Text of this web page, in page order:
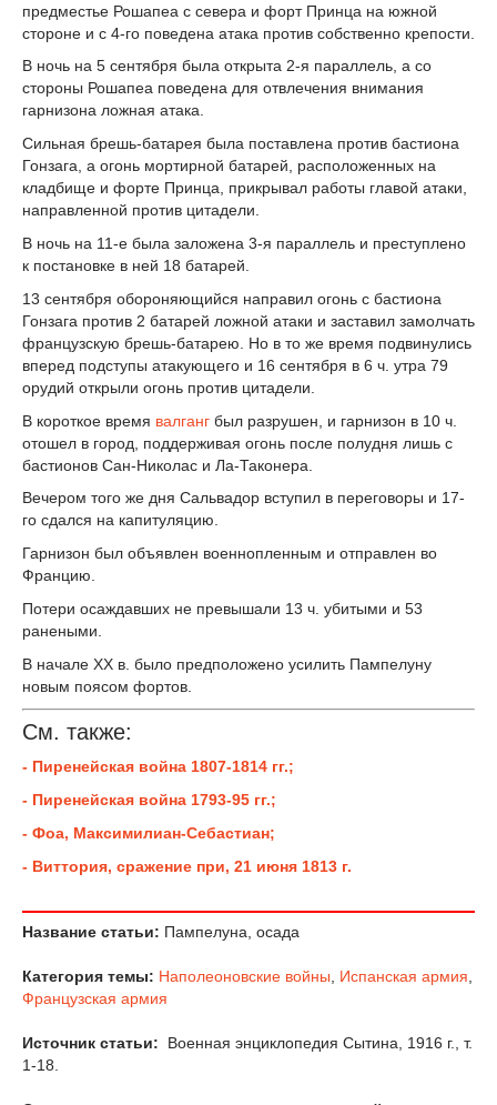
предместье Рошапеа с севера и форт Принца на южной
стороне и с 4-го поведена атака против собственно крепости.
В ночь на 5 сентября была открыта 2-я параллель, а со
стороны Рошапеа поведена для отвлечения внимания
гарнизона ложная атака.
Сильная брешь-батарея была поставлена против бастиона
Гонзага, а огонь мортирной батарей, расположенных на
кладбище и форте Принца, прикрывал работы главой атаки,
направленной против цитадели.
В ночь на 11-е была заложена 3-я параллель и преступлено
к постановке в ней 18 батарей.
13 сентября обороняющийся направил огонь с бастиона
Гонзага против 2 батарей ложной атаки и заставил замолчать
французскую брешь-батарею. Но в то же время подвинулись
вперед подступы атакующего и 16 сентября в 6 ч. утра 79
орудий открыли огонь против цитадели.
В короткое время валганг был разрушен, и гарнизон в 10 ч.
отошел в город, поддерживая огонь после полудня лишь с
бастионов Сан-Николас и Ла-Таконера.
Вечером того же дня Сальвадор вступил в переговоры и 17-
го сдался на капитуляцию.
Гарнизон был объявлен военнопленным и отправлен во
Францию.
Потери осаждавших не превышали 13 ч. убитыми и 53
ранеными.
В начале XX в. было предположено усилить Пампелуну
новым поясом фортов.
См. также:
- Пиренейская война 1807-1814 гг.;
- Пиренейская война 1793-95 гг.;
- Фоа, Максимилиан-Себастиан;
- Виттория, сражение при, 21 июня 1813 г.
Название статьи: Пампелуна, осада
Категория темы: Наполеоновские войны Испанская армия
Французская армия
Источник статьи:
Военная энциклопедия Сытина, 1916 г., т.
1-18.